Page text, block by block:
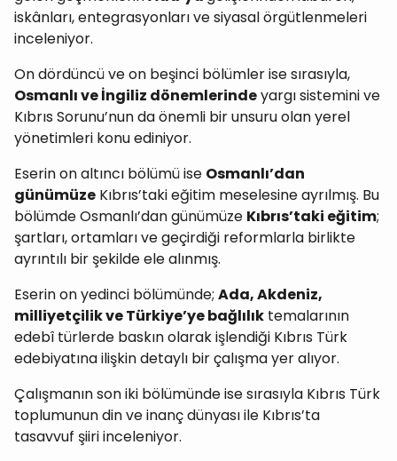
iskânları, entegrasyonları ve siyasal örgütlenmeleri
inceleniyor.
On dördüncü ve on beşinci bölümler ise sırasıyla,
Osmanlı ve İngiliz dönemlerindeyargı sistemini ve
Kıbrıs Sorunu’nun da önemli bir unsuru olan yerel
yönetimleri konu ediniyor.
Eserin on altıncı bölümü ise Osmanlı’dan
günümüze Kıbrıs’taki eğitim meselesine ayrılmış. Bu
bölümde Osmanlı’dan günümüze Kıbrıs’taki eğitim;
şartları, ortamları ve geçirdiği reformlarla birlikte
ayrıntılı bir şekilde ele alınmış.
Eserin on yedinci bölümünde; Ada, Akdeniz,
milliyetçilik ve Türkiye’ye bağlılık temalarının
edebî türlerde baskın olarak işlendiği Kıbrıs Türk
edebiyatına ilişkin detaylı bir çalışma yer alıyor.
Çalışmanın son iki bölümünde ise sırasıyla Kıbrıs Türk
toplumunun din ve inanç dünyası ile Kıbrıs’ta
tasavvuf şiiri inceleniyor.